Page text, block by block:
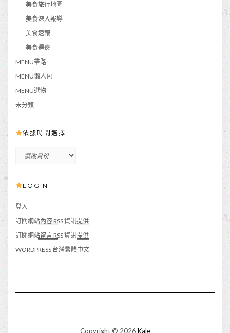
美食旅行地圖
美食深入報導
美食速報
美食週邊
MENU帶路
MENU懶人包
MENU選物
未分類
依據時間選擇
間
擇
LOGIN
登入
訂閱網站內容 RSS 資訊提供
訂閱網站留言 RSS 資訊提供
WORDPRESS 台灣繁體中文
Copyright © 2026 Kale